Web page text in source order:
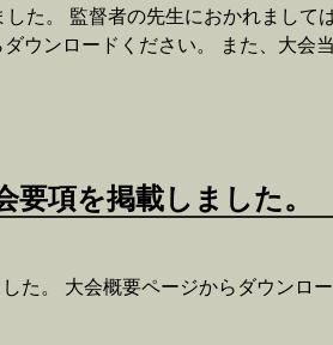
た。 監督者の先生におかれまして
ウンロードください。 また、大会
項を掲載しました。
た。 大会概要ページからダウンロ